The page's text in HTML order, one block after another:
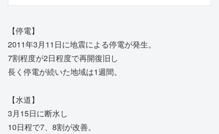
【停電】
2011年3月11日に地震による停電が発生。
7割程度が2日程度で再開復旧し
長く停電が続いた地域は1週間。
【水道】
3月15日に断水し
10日程で7、8割が改善。